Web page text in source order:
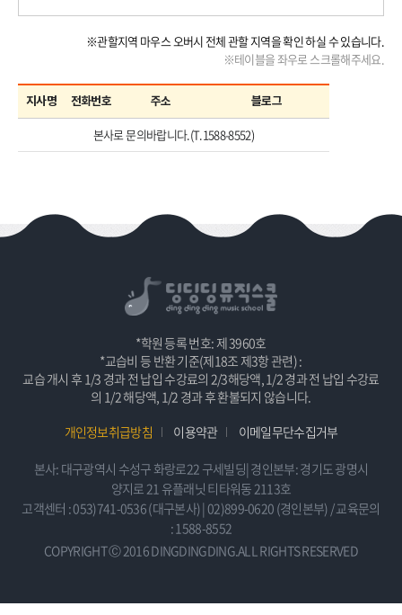
※관할지역 마우스 오버시 전체 관할 지역을 확인 하실 수 있습니다.
※테이블을 좌우로 스크롤해주세요.
지사명 전화번호 주소 블로그
본사로 문의바랍니다.(T.1588-8552)
*학원 등록 번호: 제 3960호
*교습비 등 반환 기준(제18조 제3항 관련) :
교습 개시 후 1/3 경과 전 납입 수강료의 2/3해당액, 1/2 경과 전 납입 수강료
의 1/2 해당액, 1/2 경과 후 환불되지 않습니다.
개인정보취급방침
이용약관 이메일무단수집거부
본사: 대구광역시 수성구 화랑로22 구세빌딩| 경인본부: 경기도 광명시
양지로 21 유플래닛 티타워동 2113호
고객센터 : 053)741-0536 (대구본사) | 02)899-0620 (경인본부) / 교육문의
: 1588-8552
COPYRIGHT Ⓒ 2016 DINGDINGDING.ALL RIGHTS RESERVED